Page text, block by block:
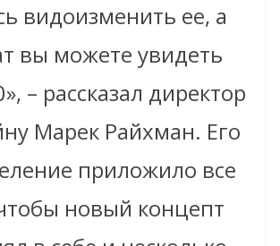
видоизменить ее, а
вы можете увидеть
– рассказал директор
Марек Райхман. Его
приложило все
новый концепт